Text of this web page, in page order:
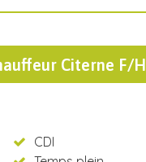
Citerne F/H
CDI